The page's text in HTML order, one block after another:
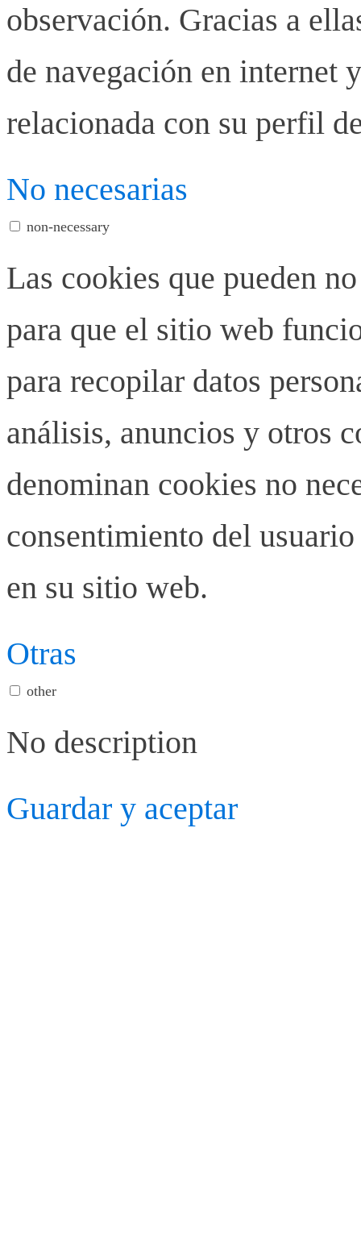
observación. Gracias a
de navegación en internet
relacionada con su perfil
No necesarias
non-necessary
Las cookies que pueden
para que el sitio web
para recopilar datos
análisis, anuncios y otros
denominan cookies no
consentimiento del
en su sitio web.
Otras
other
No description
Guardar y aceptar